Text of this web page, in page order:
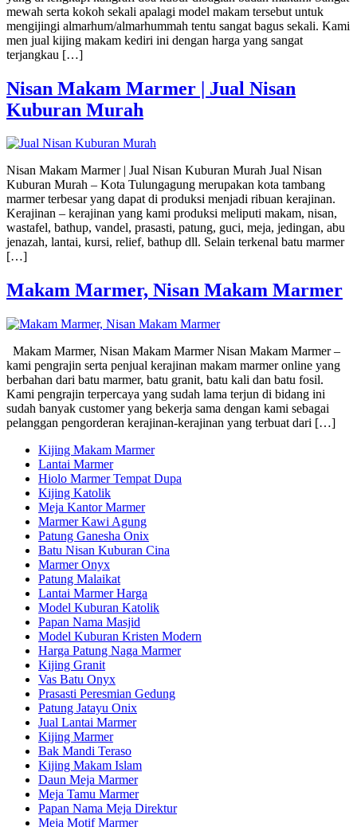
mewah serta kokoh sekali apalagi model makam tersebut untuk
mengijingi almarhum/almarhummah tentu sangat bagus sekali. Kami
men jual kijing makam kediri ini dengan harga yang sangat
terjangkau […]
Nisan Makam Marmer | Jual Nisan
Kuburan Murah
Nisan Makam Marmer | Jual Nisan Kuburan Murah Jual Nisan
Kuburan Murah – Kota Tulungagung merupakan kota tambang
marmer terbesar yang dapat di produksi menjadi ribuan kerajinan.
Kerajinan – kerajinan yang kami produksi meliputi makam, nisan,
wastafel, bathup, vandel, prasasti, patung, guci, meja, jedingan, abu
jenazah, lantai, kursi, relief, bathup dll. Selain terkenal batu marmer
[…]
Makam Marmer, Nisan Makam Marmer
Makam Marmer, Nisan Makam Marmer Nisan Makam Marmer –
kami pengrajin serta penjual kerajinan makam marmer online yang
berbahan dari batu marmer, batu granit, batu kali dan batu fosil.
Kami pengrajin terpercaya yang sudah lama terjun di bidang ini
sudah banyak customer yang bekerja sama dengan kami sebagai
pelanggan pengorderan kerajinan-kerajinan yang terbuat dari […]
Kijing Makam Marmer
Lantai Marmer
Hiolo Marmer Tempat Dupa
Kijing Katolik
Meja Kantor Marmer
Marmer Kawi Agung
Patung Ganesha Onix
Batu Nisan Kuburan Cina
Marmer Onyx
Patung Malaikat
Lantai Marmer Harga
Model Kuburan Katolik
Papan Nama Masjid
Model Kuburan Kristen Modern
Harga Patung Naga Marmer
Kijing Granit
Vas Batu Onyx
Prasasti Peresmian Gedung
Patung Jatayu Onix
Jual Lantai Marmer
Kijing Marmer
Bak Mandi Teraso
Kijing Makam Islam
Daun Meja Marmer
Meja Tamu Marmer
Papan Nama Meja Direktur
Meja Motif Marmer